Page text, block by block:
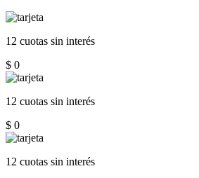
12 cuotas sin interés
$ 0
12 cuotas sin interés
$ 0
12 cuotas sin interés